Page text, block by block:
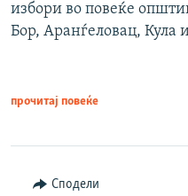
избори во повеќе
Бор, Аранѓеловац, Кула
прочитај повеќе
Сподели